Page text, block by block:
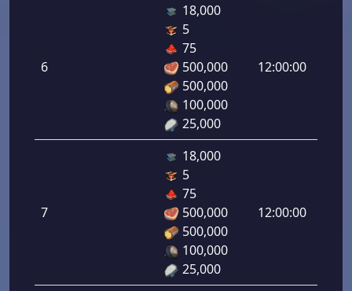
6
18,000
5
75
500,000
500,000
100,000
25,000
12:00:00
7
18,000
5
75
500,000
500,000
100,000
25,000
12:00:00